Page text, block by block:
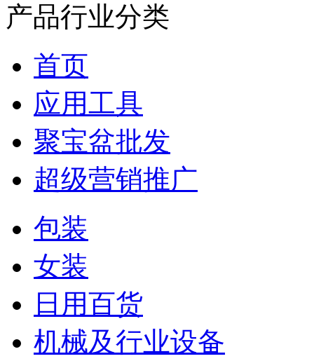
产品行业分类
首页
应用工具
聚宝盆批发
超级营销推广
包装
女装
日用百货
机械及行业设备